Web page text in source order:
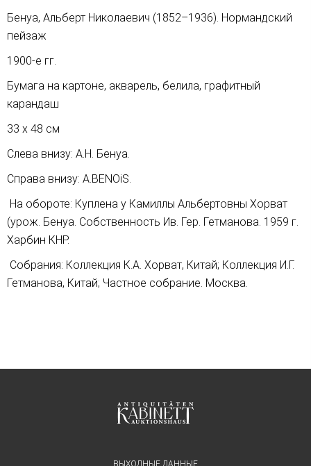
Бенуа, Альберт Николаевич (1852–1936). Нормандский
пейзаж
1900-е гг.
Бумага на картоне, акварель, белила, графитный
карандаш
33 х 48 см
Слева внизу: А.Н. Бенуа.
Справа внизу: A.BENOiS.
На обороте: Куплена у Камиллы Альбертовны Хорват
(урож. Бенуа. Собственность Ив. Гер. Гетманова. 1959 г.
Харбин КНР.
Собрания: Коллекция К.А. Хорват, Китай; Коллекция И.Г.
Гетманова, Китай; Частное собрание. Москва.
ВЫХОДНЫЕ ДАННЫЕ